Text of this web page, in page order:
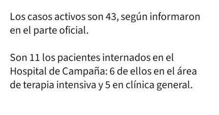
Los casos activos son 43, según informaron
en el parte oficial.
Son 11 los pacientes internados en el
Hospital de Campaña: 6 de ellos en el área
de terapia intensiva y 5 en clínica general.